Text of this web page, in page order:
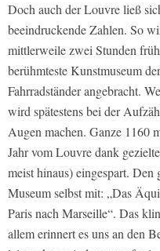
Doch auch der Louvre ließ
beeindruckende Zahlen. So
mittlerweile zwei Stunden
berühmteste Kunstmuseum
Fahrradständer angebracht.
wird spätestens bei der
Augen machen. Ganze 1160
Jahr vom Louvre dank
meist hinaus) eingespart.
Museum selbst mit: „Das
Paris nach Marseille“. Das
allem erinnert es uns an den